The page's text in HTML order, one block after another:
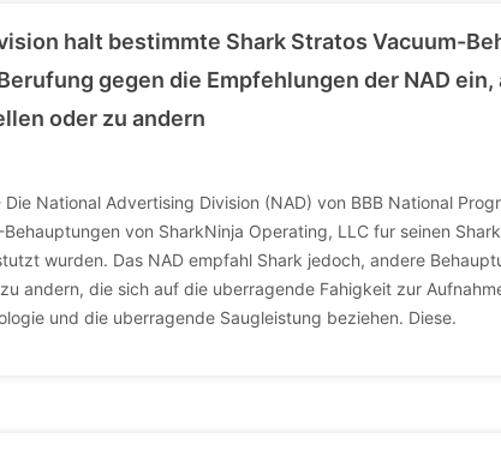
halt bestimmte Shark Stratos Vacuum-
gegen die Empfehlungen der NAD ein,
oder zu andern
National Advertising Division (NAD) von BBB National
von SharkNinja Operating, LLC fur seinen
wurden. Das NAD empfahl Shark jedoch, andere
andern, die sich auf die uberragende Fahigkeit zur
und die uberragende Saugleistung beziehen. Diese.